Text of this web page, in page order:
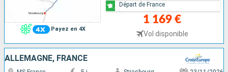
Payez en 4X
1 169 €
Vol disponible
Départ de France
ALLEMAGNE, FRANCE